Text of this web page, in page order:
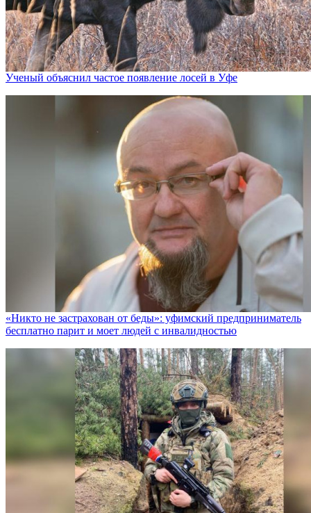
Ученый объяснил частое появление лосей в Уфе
«Никто не заcтрахован от беды»: уфимский предприниматель
бесплатно парит и моет людей с инвалидностью